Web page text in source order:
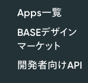
Apps一覧
BASEデザイン
マーケット
開発者向けAPI